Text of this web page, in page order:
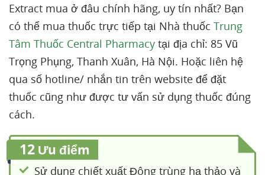
Extract mua ở đâu chính hãng, uy tín nhất? Bạn
có thể mua thuốc trực tiếp tại Nhà thuốc Trung
Tâm Thuốc Central Pharmacy tại địa chỉ: 85 Vũ
Trọng Phụng, Thanh Xuân, Hà Nội. Hoặc liên hệ
qua số hotline/ nhắn tin trên website để đặt
thuốc cũng như được tư vấn sử dụng thuốc đúng
cách.
12 Ưu điểm
Sử dụng chiết xuất Đông trùng hạ thảo và